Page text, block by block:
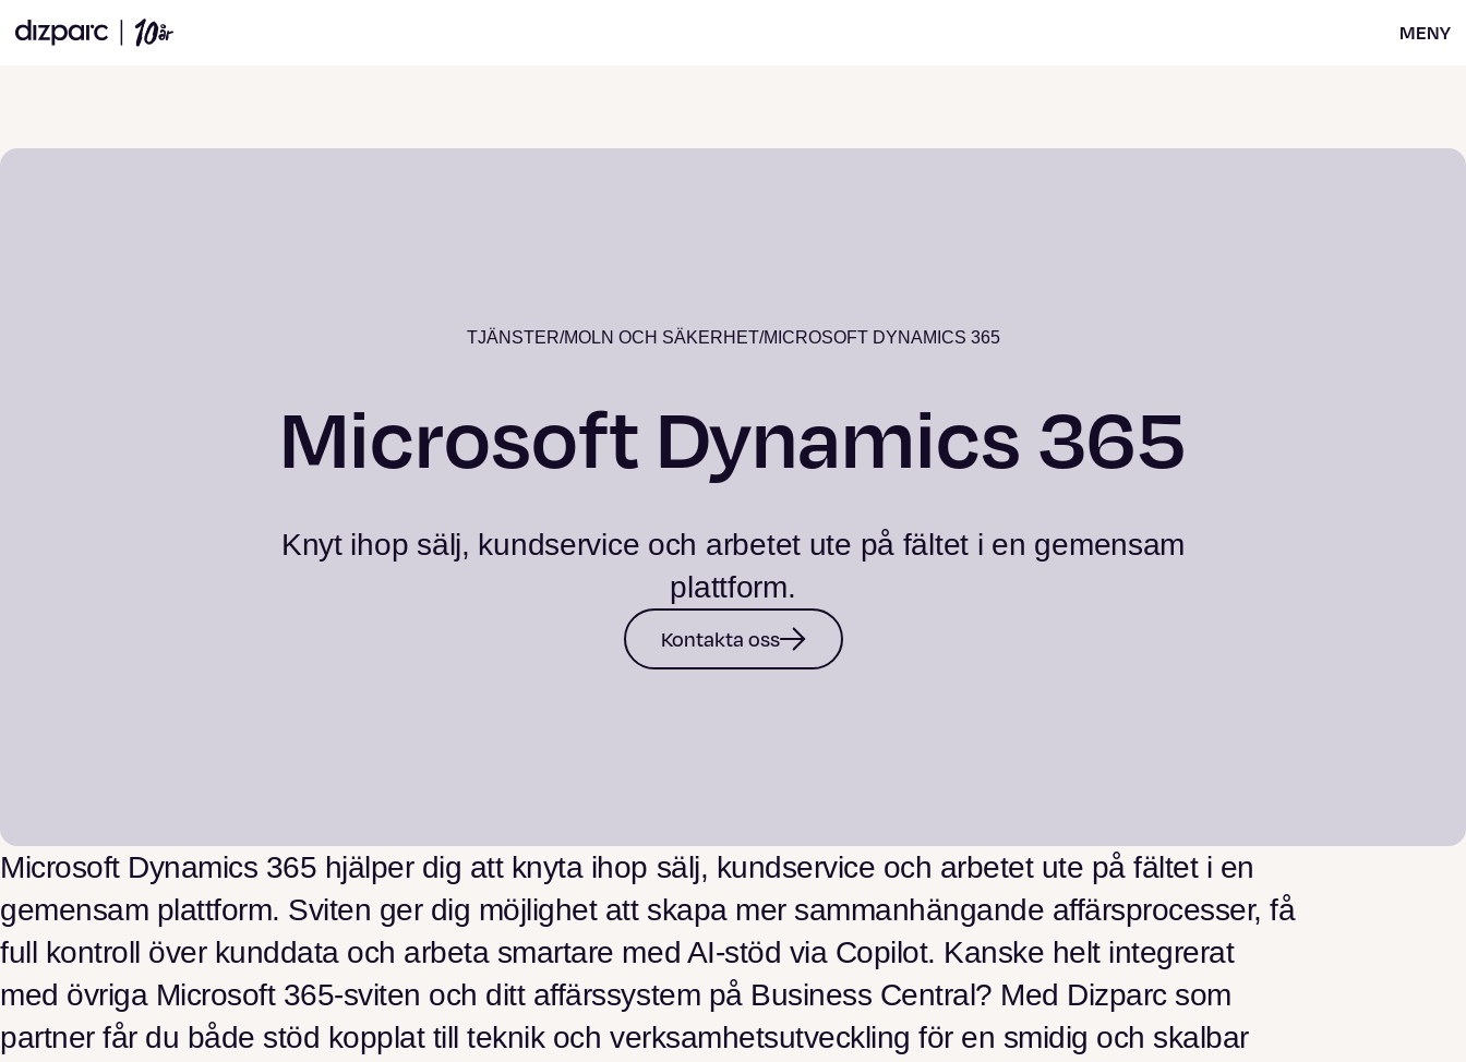
MENY
TJÄNSTER/MOLN OCH SÄKERHET/MICROSOFT DYNAMICS 365
Microsoft Dynamics 365
Knyt ihop sälj, kundservice och arbetet ute på fältet i en gemensam
plattform.
Kontakta oss
Microsoft Dynamics 365 hjälper dig att knyta ihop sälj, kundservice och arbetet ute på fältet i en
gemensam plattform. Sviten ger dig möjlighet att skapa mer sammanhängande affärsprocesser, få
full kontroll över kunddata och arbeta smartare med AI-stöd via Copilot. Kanske helt integrerat
med övriga Microsoft 365-sviten och ditt affärssystem på Business Central? Med Dizparc som
partner får du både stöd kopplat till teknik och verksamhetsutveckling för en smidig och skalbar